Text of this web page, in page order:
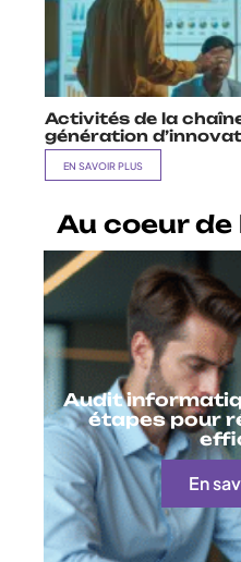
Activités de la
génération
EN SAVOIR PLUS
Au coeur
Audit
étapes pour
En